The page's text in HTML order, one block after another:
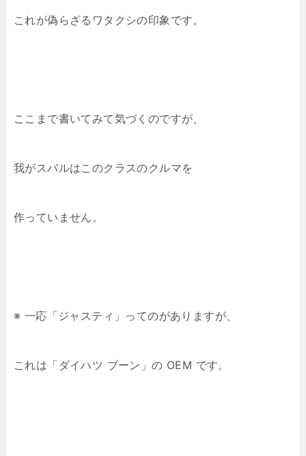
これが偽らざるワタクシの印象です。
ここまで書いてみて気づくのですが、
我がスバルはこのクラスのクルマを
作っていません。
※ 一応「ジャスティ」ってのがありますが、
これは「ダイハツ ブーン」の OEM です。